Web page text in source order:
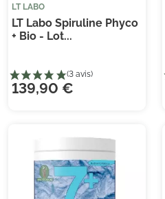
LT LABO
LT Labo Spiruline Phyco
+ Bio - Lot...
139,90 €